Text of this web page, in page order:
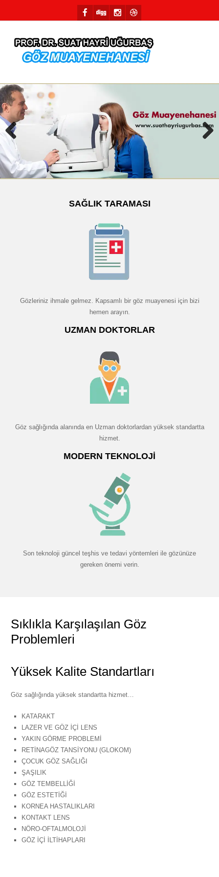
Previous
SAĞLIK TARAMASI
Gözleriniz ihmale gelmez. Kapsamlı bir göz muayenesi için bizi
hemen arayın.
UZMAN DOKTORLAR
Göz sağlığında alanında en Uzman doktorlardan yüksek standartta
hizmet.
MODERN TEKNOLOJI
Son teknoloji güncel teşhis ve tedavi yöntemleri ile gözünüze
gereken önemi verin.
Sıklıkla Karşılaşılan Göz
Problemleri
Yüksek Kalite Standartları
Göz sağlığında yüksek standartta hizmet…
KATARAKT
LAZER VE GÖZ İÇİ LENS
YAKIN GÖRME PROBLEMİ
RETİNAGÖZ TANSİYONU (GLOKOM)
ÇOCUK GÖZ SAĞLIĞI
ŞAŞILIK
GÖZ TEMBELLİĞİ
GÖZ ESTETİĞİ
KORNEA HASTALIKLARI
KONTAKT LENS
NÖRO-OFTALMOLOJİ
GÖZ İÇİ İLTİHAPLARI